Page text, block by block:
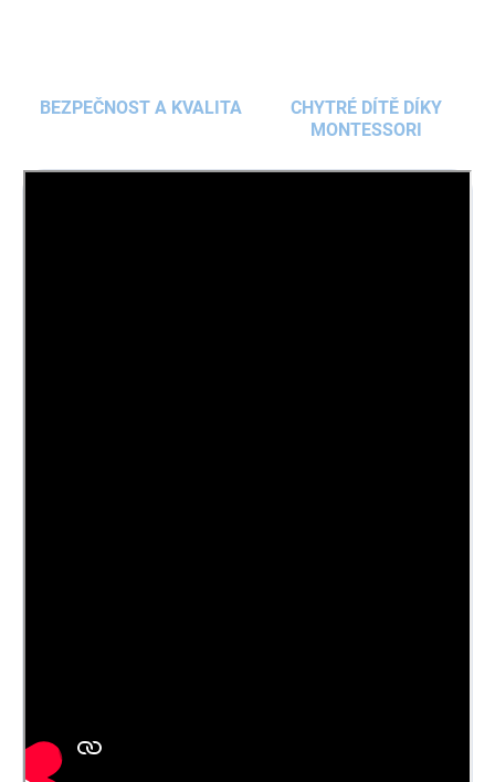
BEZPEČNOST A KVALITA
CHYTRÉ DÍTĚ DÍKY
MONTESSORI